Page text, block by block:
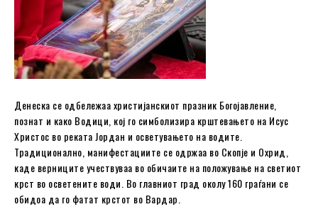
Денеска се одбележаа христијанскиот празник Богојавление,
познат и како Водици, кој го симболизира крштевањето на Исус
Христос во реката Јордан и осветувањето на водите.
Традиционално, манифестациите се одржаа во Скопје и Охрид,
каде верниците учествуваа во обичаите на положување на светиот
крст во осветените води. Во главниот град околу 160 граѓани се
обидоа да го фатат крстот во Вардар.